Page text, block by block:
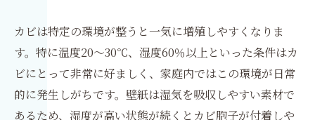
カビは特定の環境が整うと一気に増殖しやすくなりま
す。特に温度20〜30℃、湿度60％以上といった条件はカ
ビにとって非常に好ましく、家庭内ではこの環境が日常
的に発生しがちです。壁紙は湿気を吸収しやすい素材で
あるため、湿度が高い状態が続くとカビ胞子が付着しや